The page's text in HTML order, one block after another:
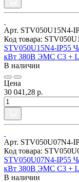
Арт. STV050U15N4-
Код товара:
STV050U15N4-IP55
кВт 380В ЭМС С3 +
В наличии
Цена
30 041,28 р.
Арт. STV050U07N4-
Код товара:
STV050U07N4-IP55
кВт 380В ЭМС С3 +
В наличии